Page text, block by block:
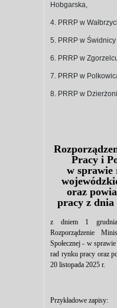
Hobgarska,
4. PRRP w
5. PRRP w
6. PRRP w
7. PRRP w
8. PRRP w
Pracy i
w sprawie
oraz
pracy z dnia
z dniem 1
Rozporządzenie
Społecznej - w
rad rynku pracy oraz
20 listopada 2025 r.
Przykładowe zapisy: